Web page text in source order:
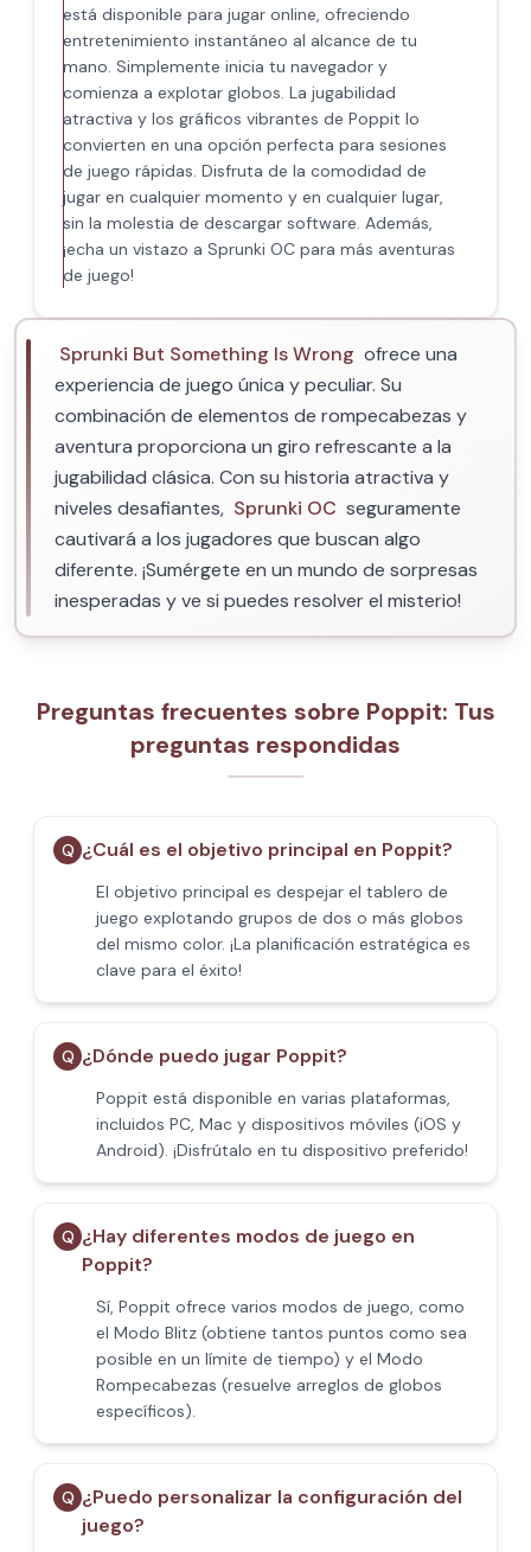
está disponible para jugar online, ofreciendo
entretenimiento instantáneo al alcance de tu
mano. Simplemente inicia tu navegador y
comienza a explotar globos. La jugabilidad
atractiva y los gráficos vibrantes de Poppit​ lo
convierten en una opción perfecta para sesiones
de juego rápidas. Disfruta de la comodidad de
jugar en cualquier momento y en cualquier lugar,
sin la molestia de descargar software. Además,
¡echa un vistazo a Sprunki OC para más aventuras
de juego!
Sprunki But Something Is Wrong ofrece una
experiencia de juego única y peculiar. Su
combinación de elementos de rompecabezas y
aventura proporciona un giro refrescante a la
jugabilidad clásica. Con su historia atractiva y
niveles desafiantes, Sprunki OC seguramente
cautivará a los jugadores que buscan algo
diferente. ¡Sumérgete en un mundo de sorpresas
inesperadas y ve si puedes resolver el misterio!
Preguntas frecuentes sobre Poppit​: Tus
preguntas respondidas
Q ¿Cuál es el objetivo principal en Poppit​?
El objetivo principal es despejar el tablero de
juego explotando grupos de dos o más globos
del mismo color. ¡La planificación estratégica es
clave para el éxito!
Q ¿Dónde puedo jugar Poppit​?
Poppit​ está disponible en varias plataformas,
incluidos PC, Mac y dispositivos móviles (iOS y
Android). ¡Disfrútalo en tu dispositivo preferido!
Q ¿Hay diferentes modos de juego en
Poppit​?
Sí, Poppit​ ofrece varios modos de juego, como
el Modo Blitz (obtiene tantos puntos como sea
posible en un límite de tiempo) y el Modo
Rompecabezas (resuelve arreglos de globos
específicos).
Q ¿Puedo personalizar la configuración del
juego?